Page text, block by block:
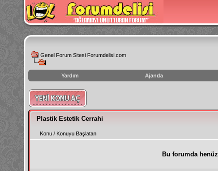
Genel Forum Sitesi Forumdelisi.com
Yardım Ajanda
instagram
izlenme
hilesi
Plastik Estetik Cerrahi
Konu / Konuyu Başlatan
Bu forumda